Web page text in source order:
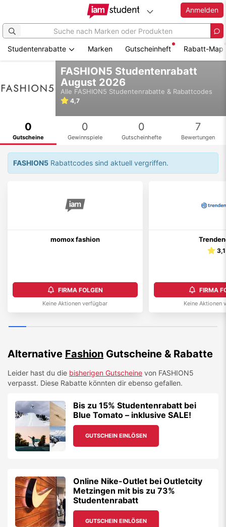
springen
Anmelden
Studentenrabatte Marken Gutscheinheft Rabatt-Map
FASHION5 Studentenrabatt
August 2026
Alle FASHION5 Studentenrabatte & Rabattcodes
4,7
0
Gutscheine
0
Gewinnspiele
0
Gutscheinhefte
7
Bewertungen
FASHION5 Rabattcodes sind aktuell vergriffen.
momox fashion
FIRMA FOLGEN
Keine Aktionen verfügbar
3,1
FIRMA
Keine Aktionen
Alternative Fashion Gutscheine & Rabatte
Leider hast du die bisherigen Gutscheine von FASHION5
verpasst. Diese Rabatte könnten dir ebenso gefallen.
Bis zu 15% Studentenrabatt bei
Blue Tomato – inklusive SALE!
GUTSCHEIN EINLÖSEN
Online Nike-Outlet bei Outletcity
Metzingen mit bis zu 73%
Studentenrabatt
GUTSCHEIN EINLÖSEN